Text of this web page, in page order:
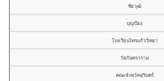
ชัยวุฒิ
บุญป้อง
โรงเรียนไทรแก้ววิทยา
วัดกันทราราม
คณะจังหวัดสุรินทร์